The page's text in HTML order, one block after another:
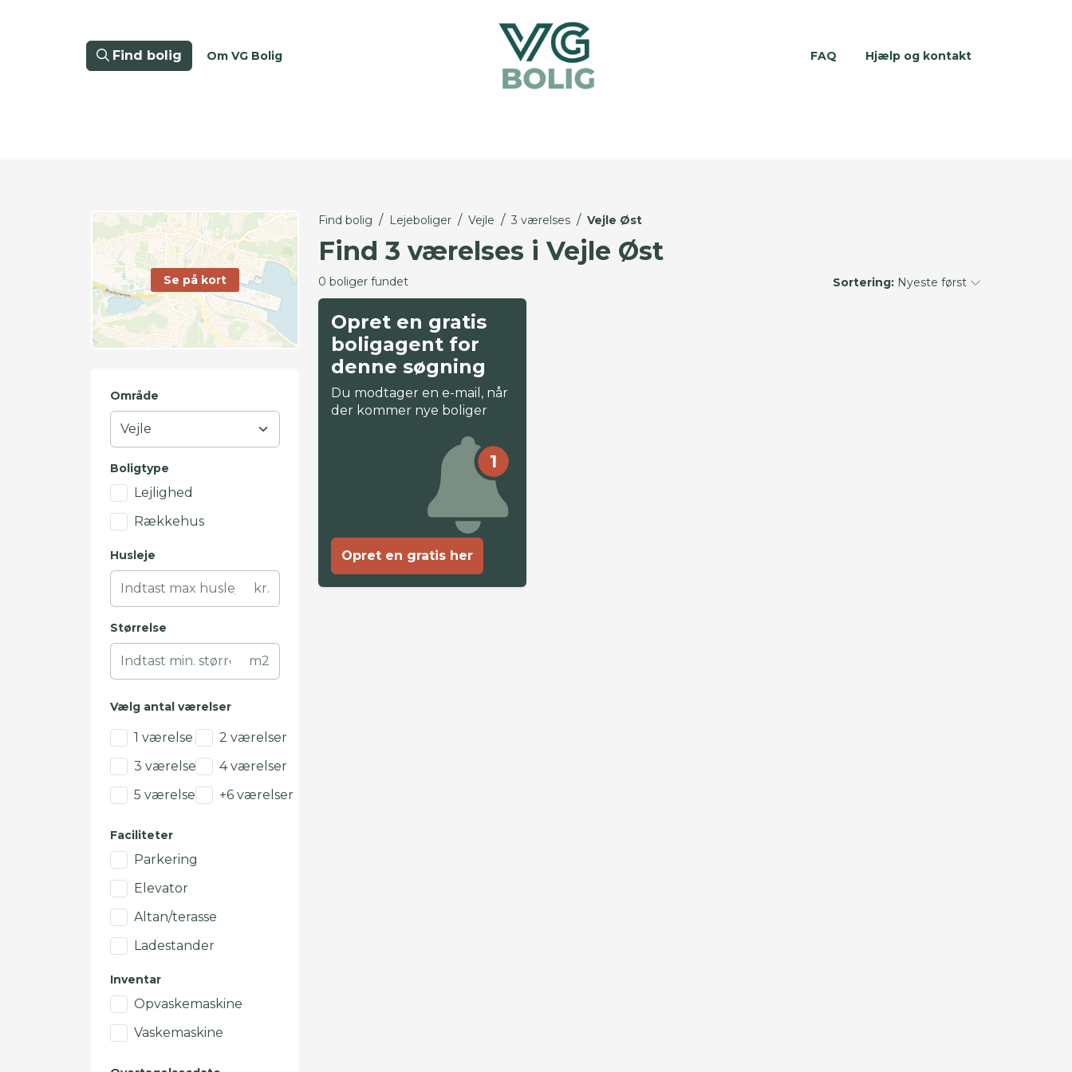
Find bolig Om VG Bolig FAQ Hjælp og kontakt
Se på kort
Område
Boligtype
Lejlighed
Rækkehus
Husleje
kr.
Størrelse
m2
Vælg antal værelser
1 værelse
2 værelser
3 værelser
4 værelser
5 værelser
+6 værelser
Faciliteter
Parkering
Elevator
Altan/terasse
Ladestander
Inventar
Opvaskemaskine
Vaskemaskine
Find bolig / Lejeboliger / Vejle / 3 værelses / Vejle Øst
Find 3 værelses i Vejle Øst
0 boliger fundet Sortering: Nyeste først
Opret en gratis
boligagent for
denne søgning
Du modtager en e-mail, når
der kommer nye boliger
1
Opret en gratis her